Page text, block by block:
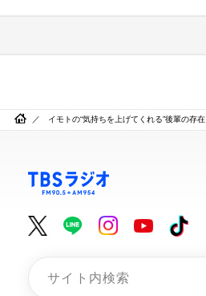
イモトの“気持ちを上げてくれる”後輩の存在